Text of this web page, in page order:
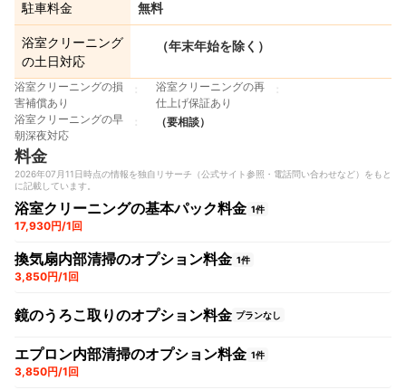
駐車料金 無料
浴室クリーニング
の土日対応
（年末年始を除く）
浴室クリーニングの損
害補償あり
浴室クリーニングの再
仕上げ保証あり
浴室クリーニングの早
朝深夜対応
（要相談）
料金
2026年07月11日時点の情報を独自リサーチ（公式サイト参照・電話問い合わせなど）をもと
に記載しています。
浴室クリーニングの基本パック料金 1件
17,930円/1回
換気扇内部清掃のオプション料金 1件
3,850円/1回
鏡のうろこ取りのオプション料金 プランなし
エプロン内部清掃のオプション料金 1件
3,850円/1回